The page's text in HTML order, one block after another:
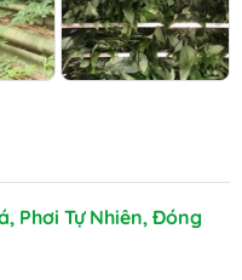
Phơi Tự Nhiên, Đóng